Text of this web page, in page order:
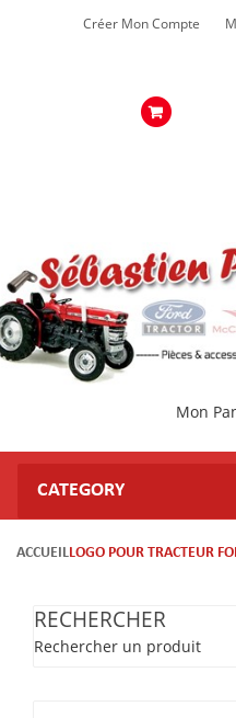
Créer Mon Compte
Mon
CATEGORY
ACCUEILLOGO POUR TRACTEUR
RECHERCHER
Rechercher un produit